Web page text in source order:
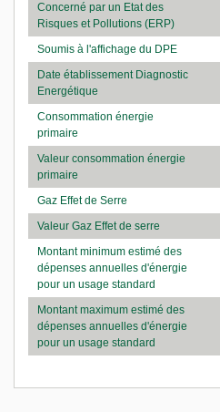
Concerné par un Etat des
Risques et Pollutions (ERP)
Soumis à l'affichage du DPE
Date établissement Diagnostic
Energétique
Consommation énergie
primaire
Valeur consommation énergie
primaire
Gaz Effet de Serre
Valeur Gaz Effet de serre
Montant minimum estimé des
dépenses annuelles d'énergie
pour un usage standard
Montant maximum estimé des
dépenses annuelles d'énergie
pour un usage standard